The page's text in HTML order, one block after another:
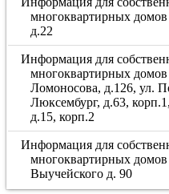
многоквартирных домов
д.22
Информация для
многоквартирных
Ломоносова, д.126, ул.
Люксембург, д.63,
д.15, корп.2
Информация для
многоквартирных домов
Выучейского д. 90